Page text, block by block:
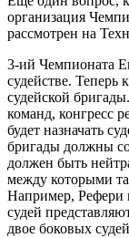
организация
рассмотрен на
3-ий Чемпионата
судействе. Теперь
судейской
команд, конгресс
будет назначать
бригады должны
должен быть
между которыми
Например, Рефери
судей
двое боковых